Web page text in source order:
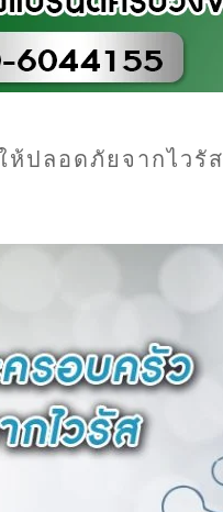
ปลอดภัยจากไวรัส